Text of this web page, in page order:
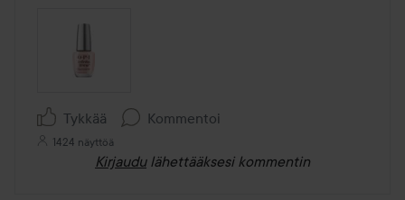
Tykkää Kommentoi
1424 näyttöä
Kirjaudu lähettääksesi kommentin